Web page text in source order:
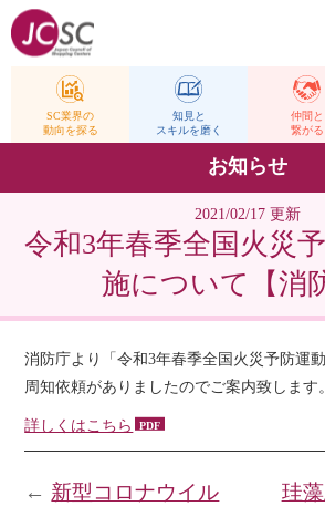
SC業界の
動向を探る
知見と
スキルを磨く
仲間と
繋がる
お知らせ
2021/02/17 更新
令和3年春季全国火災
施について【消
消防庁より「令和3年春季全国火災予防運
周知依頼がありましたのでご案内致します。
詳しくはこちら
珪
← 新型コロナウイル